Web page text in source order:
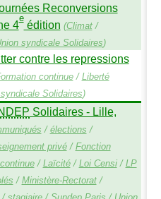
Reconversions
4eédition (Climat/
syndicale Solidaires)
contre les repressions
continue/ Liberté
Solidaires)
Solidaires - Lille,
/ élections /
privé/ Fonction
/ Laïcité/ Loi Censi/ LP
/ Ministère-Rectorat/